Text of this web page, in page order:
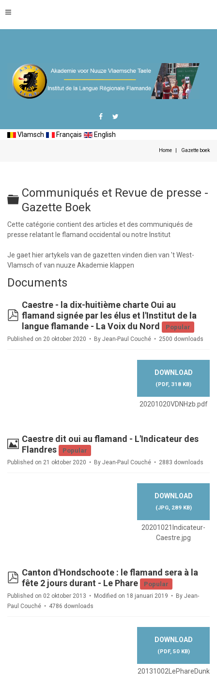
Vlamsch Français English
Home Gazette boek
Folder
Communiqués et Revue de presse -
Gazette Boek
Cette catégorie contient des articles et des communiqués de
presse relatant le flamand occidental ou notre Institut
Je gaet hier artykels van de gazetten vinden dien van 't West-
Vlamsch of van nuuze Akademie klappen
Documents
pdf
Caestre - la dix-huitième charte Oui au
flamand signée par les élus et l'Institut de la
langue flamande - La Voix du Nord
Popular
Published on 20 oktober 2020 By Jean-Paul Couché 2500 downloads
DOWNLOAD
(PDF, 318 KB)
20201020VDNHzb.pdf
Image
Caestre dit oui au flamand - L'Indicateur des
Flandres
Popular
Published on 21 oktober 2020 By Jean-Paul Couché 2883 downloads
DOWNLOAD
(JPG, 289 KB)
20201021Indicateur-
Caestre.jpg
pdf
Canton d'Hondschoote : le flamand sera à la
fête 2 jours durant - Le Phare
Popular
Published on 02 oktober 2013 Modified on 18 januari 2019 By Jean-
Paul Couché
4786 downloads
DOWNLOAD
(PDF, 50 KB)
20131002LePhareDunk